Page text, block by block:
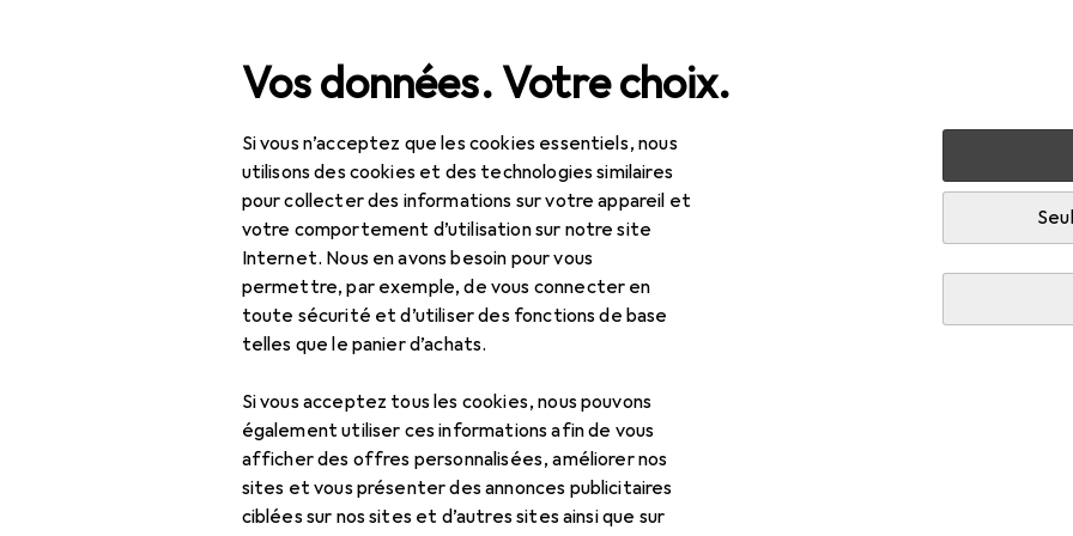
Vos données. Votre choix.
Si vous n’acceptez que les cookies essentiels, nous
utilisons des cookies et des technologies similaires
pour collecter des informations sur votre appareil et
votre comportement d’utilisation sur notre site
Internet. Nous en avons besoin pour vous
permettre, par exemple, de vous connecter en
toute sécurité et d’utiliser des fonctions de base
telles que le panier d’achats.
Si vous acceptez tous les cookies, nous pouvons
également utiliser ces informations afin de vous
afficher des offres personnalisées, améliorer nos
sites et vous présenter des annonces publicitaires
ciblées sur nos sites et d’autres sites ainsi que sur
Recherche
Tout l'assortiment IT + multimédia Périphériques
Périphériques
DécouvrirForum
83 discussions dans Périphériques